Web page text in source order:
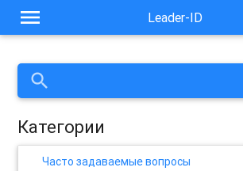
menu Leader-ID
search
Категории
Часто задаваемые вопросы